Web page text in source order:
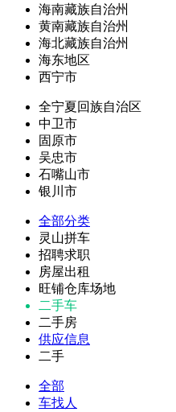
海南藏族自治州
黄南藏族自治州
海北藏族自治州
海东地区
西宁市
全宁夏回族自治区
中卫市
固原市
吴忠市
石嘴山市
银川市
全部分类
灵山拼车
招聘求职
房屋出租
旺铺仓库场地
二手车
二手房
供应信息
二手
全部
车找人